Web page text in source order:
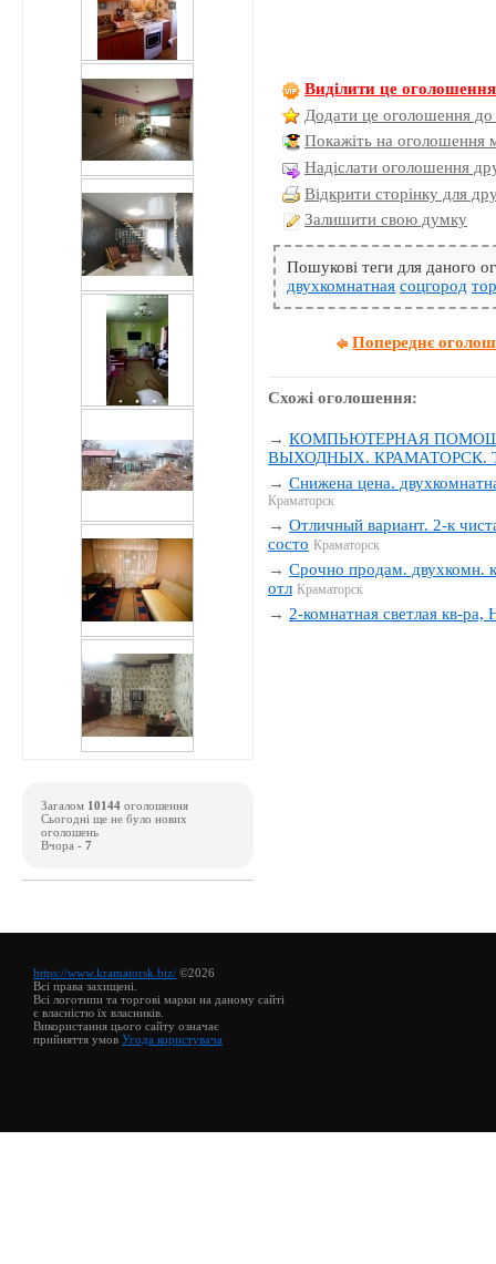
Виділити це оголошення
Додати це оголошення до
Покажіть на оголошення
Надіслати оголошення
Відкрити сторінку для
Залишити свою думку
Пошукові теги для даного
двухкомнатная соцгород
Попереднє
Схожі оголошення:
→КОМПЬЮТЕРНАЯ
ВЫХОДНЫХ. КРАМАТОРСК.
→Снижена цена.
Краматорск
→Отличный вариант. 2-к
состо Краматорск
→Срочно продам. двухкомн.
отл Краматорск
→ 2-комнатная светлая кв-
Загалом 10144 оголошення
Сьогодні ще не було нових
оголошень
Вчора - 7
https://www.kramatorsk.biz/ ©2026
Всі права захищені.
Всі логотипи та торгові марки на даному сайті
є власністю їх власників.
Використання цього сайту означає
прийняття умов Угода користувача